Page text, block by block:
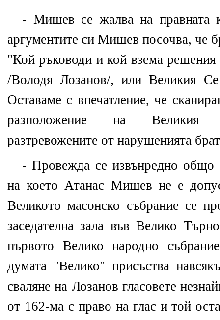
- Мишев се жалва на правната
аргументите си Мишев посочва, че
"Кой ръководи и кой взема
/Володя Лозанов/, или Великия
Оставаме с впечатление, че
разположение на Великия
разтревожените от нарушенията
- Провежда се извънредно общо
на което Атанас Мишев не е
Великото масонско събрание се
заседателна зала във Велико
първото Велико народно
думата "Велико" присъства
сваляне на Лозанов гласовете
от 162-ма с право на глас и той